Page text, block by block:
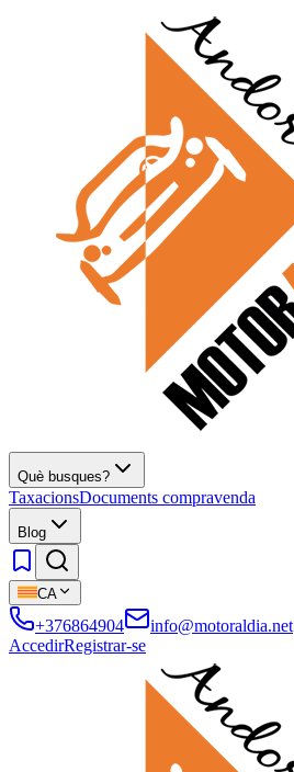
Què busques?
TaxacionsDocuments compravenda
Blog
CA
+376864904
info@motoraldia.net
AccedirRegistrar-se